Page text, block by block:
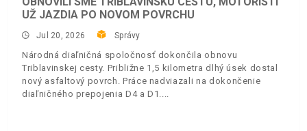
UŽ JAZDIA PO NOVOM POVRCHU
Jul 20, 2026 Správy
Národná diaľničná spoločnosť dokončila obnovu
Triblavinskej cesty. Približne 1,5 kilometra dlhý úsek dostal
nový asfaltový povrch. Práce nadviazali na dokončenie
diaľničného prepojenia D4 a D1.